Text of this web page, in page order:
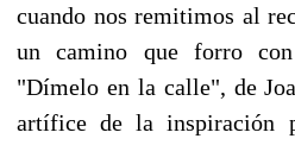
cuando nos remitimos al
un camino que forro
"Dímelo en la calle", de
artífice de la inspiración